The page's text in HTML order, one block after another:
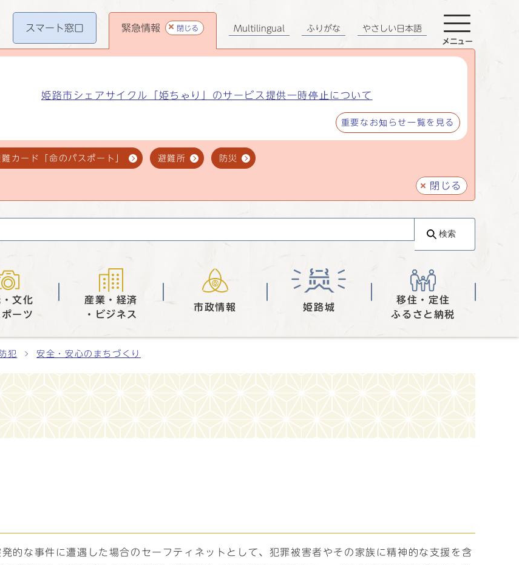
スマート窓口 緊急情報 閉じる
姫路市シェアサイクル「姫ちゃり」のサービス提供一時停止について
重要なお知らせ一覧を見る
カード「命のパスポート」 避難所 防災
閉じる
Multilingual ふりがな やさしい日本語
メニュー
検索
文化
ポーツ
産業・経済
・ビジネス
市政情報 姫路城
移住・定住
ふるさと納税
防犯 安全・安心のまちづくり
的な事件に遭遇した場合のセーフティネットとして、犯罪被害者やその家族に精神的な支援を含